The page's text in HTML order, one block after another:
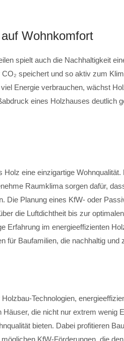
Wohnkomfort
spielt auch die Nachhaltigkeit
speichert und so aktiv zum
Energie verbrauchen, wächst
eines Holzhauses deutlich
Holz eine einzigartige
Raumklima sorgen dafür,
Die Planung eines KfW- oder
die Luftdichtheit bis zur
Erfahrung im energieeffizienten
für Baufamilien, die nachhaltig
Technologien,
Häuser, die nicht nur extrem wenig
bieten. Dabei profitieren
KfW-Förderungen, die